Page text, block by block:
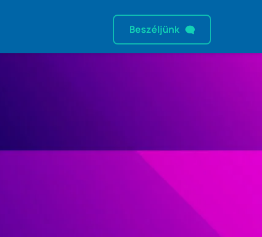
Beszéljünk